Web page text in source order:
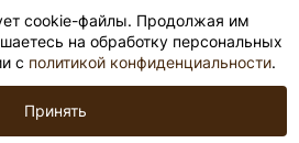
Офертаcookie-файлы. Продолжая им
на обработку персональных
с политикой конфиденциальности.
Принять